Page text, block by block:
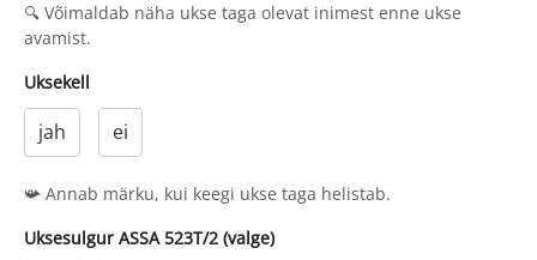
🔍 Võimaldab näha ukse taga olevat inimest enne ukse
avamist.
Uksekell
jah ei
📯 Annab märku, kui keegi ukse taga helistab.
Uksesulgur ASSA 523T/2 (valge)